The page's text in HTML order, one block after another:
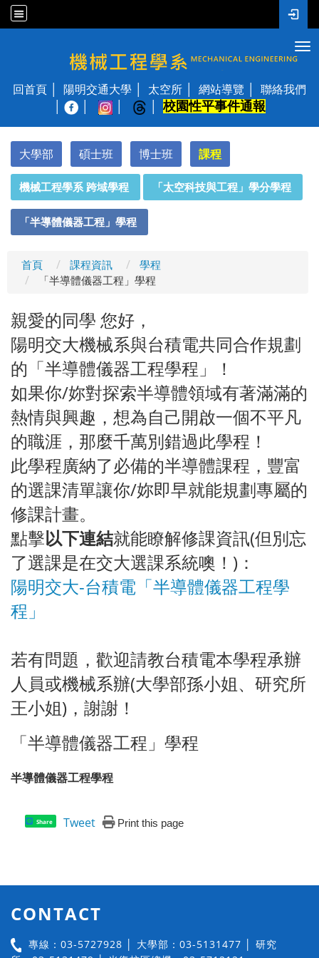
國立陽明交通大學 機械工程學系
回首頁 陽明交通大學 太空所 網站導覽
聯絡我們
校園性平事件通報
大學部 碩士班 博士班
課程
機械工程學系 跨域學程 「太空科技與工程」學分學程
「半導體儀器工程」學程
首頁 課程資訊
學程
「半導體儀器工程」學程
親愛的同學 您好，
陽明交大機械系與台積電共同合作規劃
的「半導體儀器工程學程」！
如果你/妳對探索半導體領域有著滿滿的
熱情與興趣，想為自己開啟一個不平凡
的職涯，那麼千萬別錯過此學程！
此學程廣納了必備的半導體課程，豐富
的選課清單讓你/妳即早就能規劃專屬的
修課計畫。
點擊以下連結就能瞭解修課資訊(但別忘
了選課是在交大選課系統噢！)：
陽明交大-台積電「半導體儀器工程學
程」
若有問題，歡迎請教台積電本學程承辦
人員或機械系辦(大學部孫小姐、研究所
王小姐)，謝謝！
「半導體儀器工程」學程
半導體儀器工程學程
Share Tweet Print this page
CONTACT
專線：03-5727928 │ 大學部：03-5131477 │ 研究